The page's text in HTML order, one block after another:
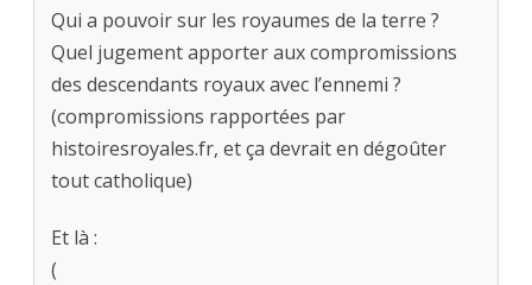
Qui a pouvoir sur les royaumes de la terre ?
Quel jugement apporter aux compromissions
des descendants royaux avec l’ennemi ?
(compromissions rapportées par
histoiresroyales.fr, et ça devrait en dégoûter
tout catholique)
Et là :
(